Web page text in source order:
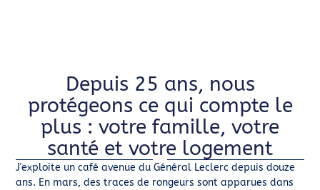
Depuis 25 ans, nous
protégeons ce qui compte le
plus : votre famille, votre
santé et votre logement
J'exploite un café avenue du Général Leclerc depuis douze
ans. En mars, des traces de rongeurs sont apparues dans